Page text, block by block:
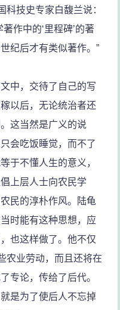
科技史专家白馥兰说：
作中的‘里程碑’的著
纪后才有类似著作。”
中，交待了自己的写
以后，无论统治者还
这当然是广义的说
会吃饭睡觉，而不了
于不懂人生的意义，
上层人士向农民学
民的淳朴作风。陆龟
时能有这种思想，应
也这样做了。他不仅
农业劳动，而且还将在
专论，传给了后代。
是为了使后人不忘掉